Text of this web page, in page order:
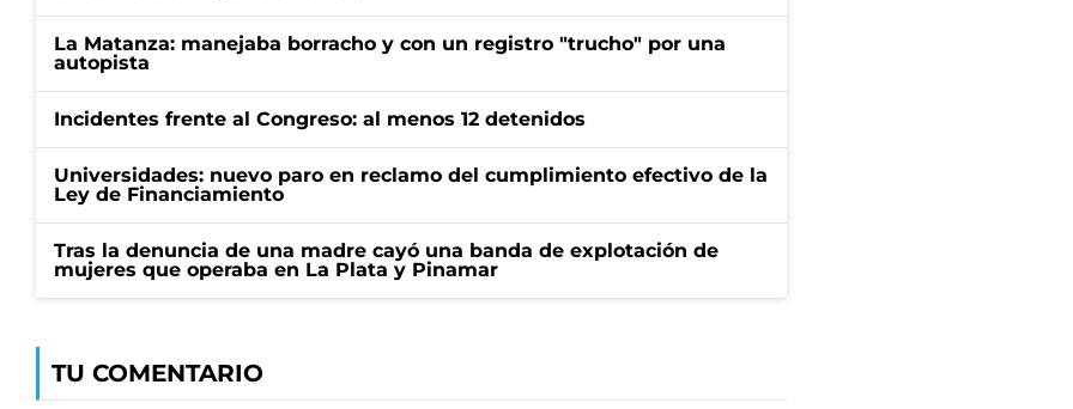
La Matanza: manejaba borracho y con un registro "trucho" por una
autopista
Incidentes frente al Congreso: al menos 12 detenidos
Universidades: nuevo paro en reclamo del cumplimiento efectivo de la
Ley de Financiamiento
Tras la denuncia de una madre cayó una banda de explotación de
mujeres que operaba en La Plata y Pinamar
TU COMENTARIO